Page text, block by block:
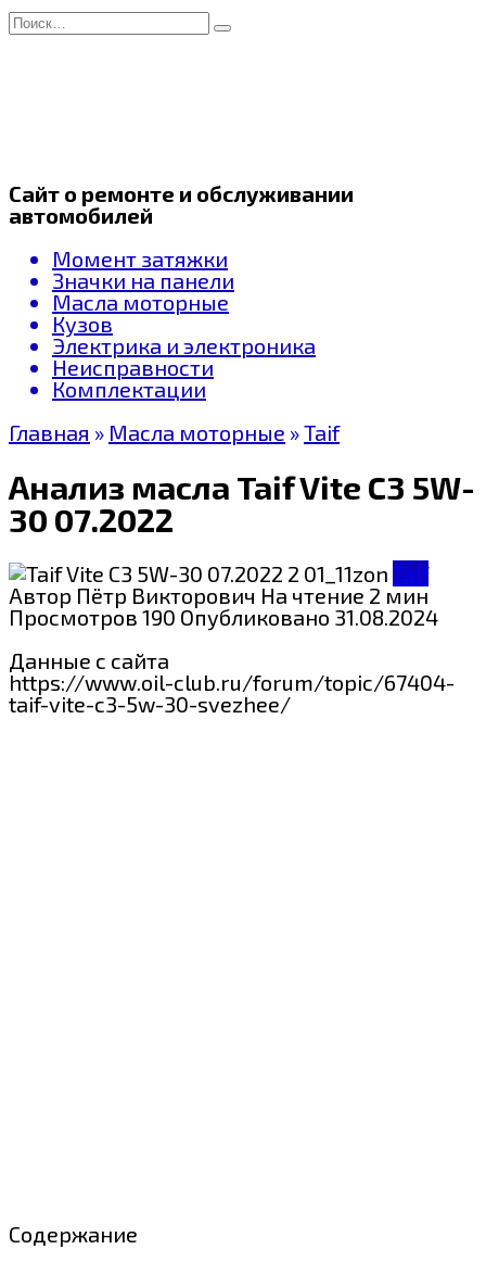
Перейти
к
Search
for:
Сайт о ремонте и обслуживании
автомобилей
Момент затяжки
Значки на панели
Масла моторные
Кузов
Электрика и электроника
Неисправности
Комплектации
Главная » Масла моторные »Taif
Анализ масла Taif Vite C3 5W-
30 07.2022
Taif
Автор Пётр Викторович На чтение 2 мин
Просмотров 190 Опубликовано 31.08.2024
Данные с сайта
https://www.oil-club.ru/forum/topic/67404-
taif-vite-c3-5w-30-svezhee/
Содержание